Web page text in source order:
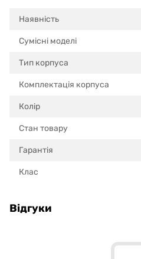
Наявність
Сумісні моделi
Тип корпуса
Комплектація корпуса
Колір
Стан товару
Гарантія
Клас
Відгуки